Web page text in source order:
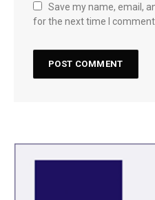
Save my name, email,
for the next time I comment.